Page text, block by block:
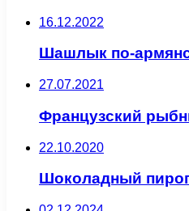
16.12.2022
Шашлык по-
27.07.2021
Французский
22.10.2020
Шоколадный